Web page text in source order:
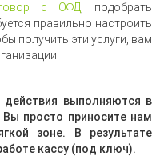
с ОФД
, подобрать
правильно настроить
получить эти услуги, вам
выполняются в
просто приносите нам
зоне. В результате
кассу (под ключ).